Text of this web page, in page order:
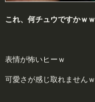
これ、何チュウですかｗｗ
表情が怖いヒーｗ
可愛さが感じ取れませんｗ